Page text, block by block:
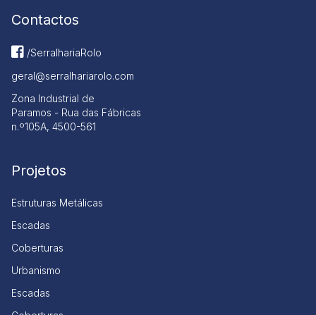
Contactos
/SerralhariaRolo
geral@serralhariarolo.com
Zona Industrial de
Paramos - Rua das Fábricas
n.º105A, 4500-561
Projetos
Estruturas Metálicas
Escadas
Coberturas
Urbanismo
Escadas